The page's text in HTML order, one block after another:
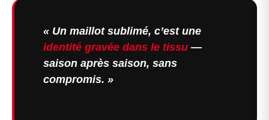
« Un maillot sublimé, c’est une
identité gravée dans le tissu —
saison après saison, sans
compromis. »